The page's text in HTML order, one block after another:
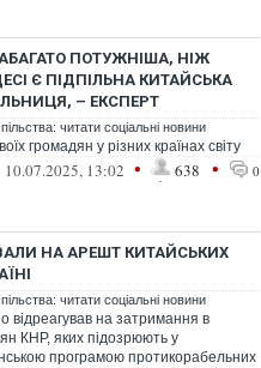
ПОТУЖНІША, НІЖ
Є ПІДПІЛЬНА КИТАЙСЬКА
– ЕКСПЕРТ
читати соціальні новини
громадян у різних країнах світу
10.07.2025, 13:02 • 638 • 0
НА АРЕШТ КИТАЙСЬКИХ
читати соціальні новини
відреагував на затримання в
КНР, яких підозрюють у
програмою протикорабельних